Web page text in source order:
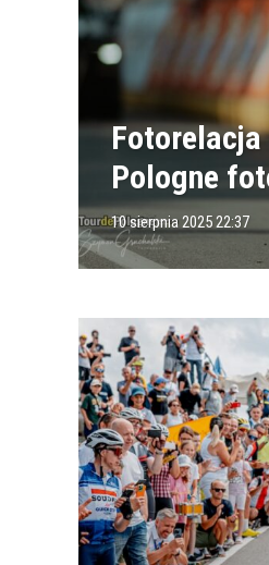
Fotorelacja
Pologne
10 sierpnia 2025 22:37